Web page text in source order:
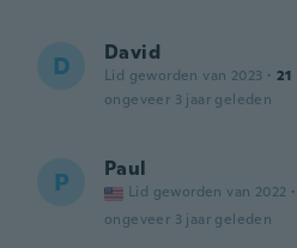
D David
Lid geworden van 2023 · 21
ongeveer 3 jaar geleden
P Paul
Lid geworden van 2022 ·
ongeveer 3 jaar geleden